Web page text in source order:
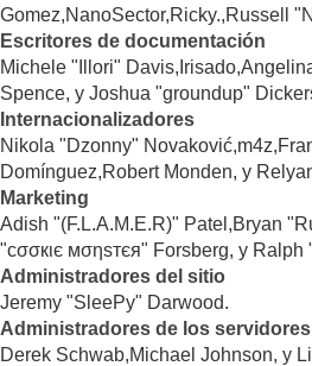
Gomez,NanoSector,Ricky.,Russell
Escritores de documentación
Michele "Illori"
Spence, y Joshua "groundup"
Internacionalizadores
Nikola "Dzonny"
Domínguez,Robert Monden, y
Marketing
Adish "(F.L.A.M.E.R)" Patel,Bryan
"cσσкιє мσηѕтєя" Forsberg, y Ralph
Administradores del sitio
Jeremy "SleePy" Darwood.
Administradores de los servidores
Derek Schwab,Michael Johnson, y